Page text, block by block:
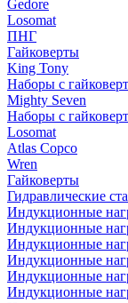
Gedore
Losomat
ПНГ
Гайковерты
King Tony
Наборы с
Mighty Seven
Наборы с
Losomat
Atlas Copco
Wren
Гайковерты
Гидравлические
Индукционные
Индукционные
Индукционные
Индукционные
Индукционные
Индукционные